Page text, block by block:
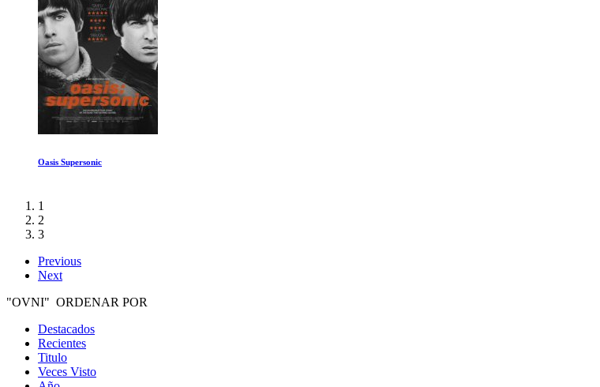
Vikingos Temporada 1 Ep 1-2
1
2
3
Previous
Next
"OVNI" ORDENAR POR
Destacados
Recientes
Titulo
Veces Visto